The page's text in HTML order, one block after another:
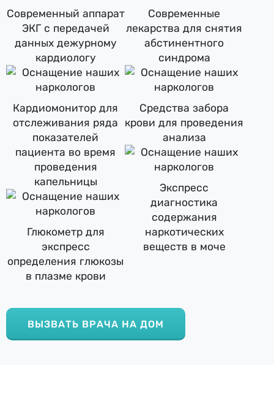
Современный аппарат
ЭКГ с передачей
данных дежурному
кардиологу
Кардиомонитор для
отслеживания ряда
показателей
пациента во время
проведения
капельницы
Глюкометр для
экспресс
определения глюкозы
в плазме крови
Современные
лекарства для снятия
абстинентного
синдрома
Средства забора
крови для проведения
анализа
Экспресс
диагностика
содержания
наркотических
веществ в моче
ВЫЗВАТЬ ВРАЧА НА ДОМ